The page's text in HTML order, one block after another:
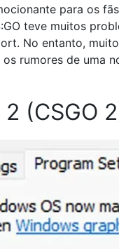
para os
teve muitos
No entanto,
rumores de uma
(CSGO